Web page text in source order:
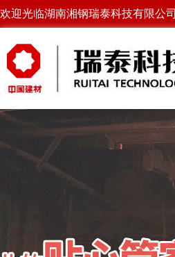
欢迎光临湖南湘钢瑞泰科技有限公司